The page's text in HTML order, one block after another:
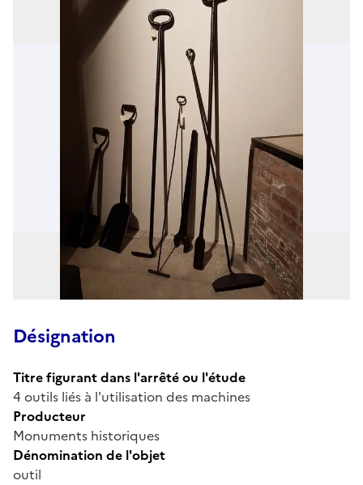
Désignation
Titre figurant dans l'arrêté ou l'étude
4 outils liés à l'utilisation des machines
Producteur
Monuments historiques
Dénomination de l'objet
outil